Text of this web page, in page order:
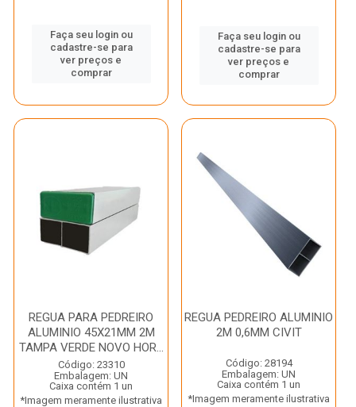
Faça seu login ou
cadastre-se para
ver preços e
comprar
Faça seu login ou
cadastre-se para
ver preços e
comprar
REGUA PARA PEDREIRO
ALUMINIO 45X21MM 2M
TAMPA VERDE NOVO HOR...
Código: 23310
Embalagem: UN
Caixa contém 1 un
*Imagem meramente ilustrativa
REGUA PEDREIRO ALUMINIO
2M 0,6MM CIVIT
Código: 28194
Embalagem: UN
Caixa contém 1 un
*Imagem meramente ilustrativa